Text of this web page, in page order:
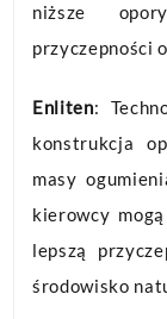
niższe
przyczepności
Enliten:
konstrukcja
masy
kierowcy
lepszą
środowisko